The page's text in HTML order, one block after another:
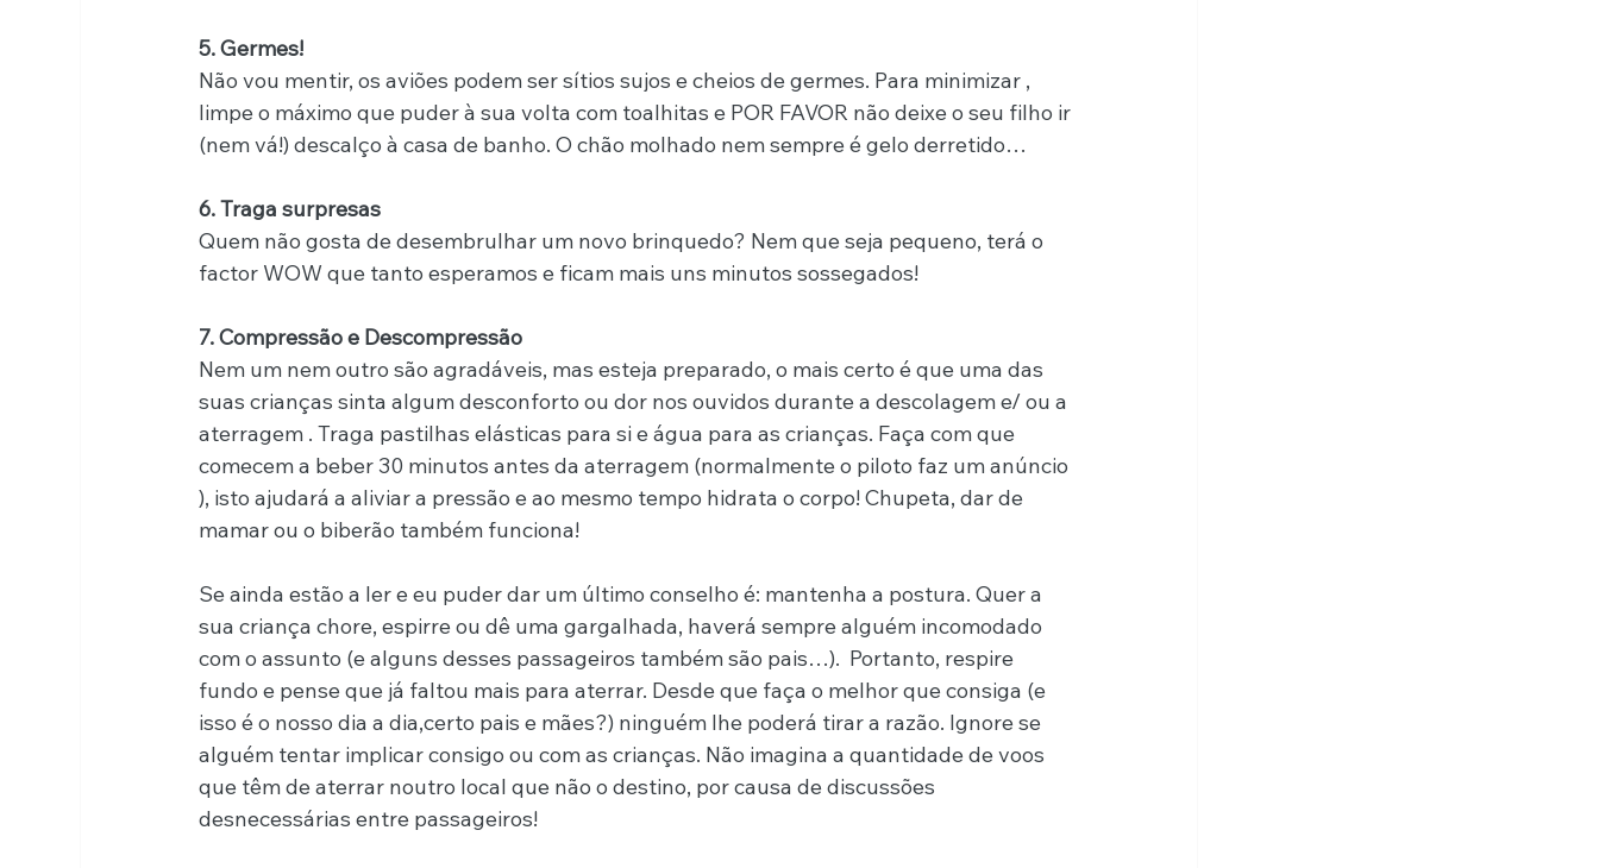
5. Germes!
Não vou mentir, os aviões podem ser sítios sujos e cheios de germes. Para minimizar ,
limpe o máximo que puder à sua volta com toalhitas e POR FAVOR não deixe o seu filho ir
(nem vá!) descalço à casa de banho. O chão molhado nem sempre é gelo derretido…
6. Traga surpresas
Quem não gosta de desembrulhar um novo brinquedo? Nem que seja pequeno, terá o
factor WOW que tanto esperamos e ficam mais uns minutos sossegados!
7. Compressão e Descompressão
Nem um nem outro são agradáveis, mas esteja preparado, o mais certo é que uma das
suas crianças sinta algum desconforto ou dor nos ouvidos durante a descolagem e/ ou a
aterragem . Traga pastilhas elásticas para si e água para as crianças. Faça com que
comecem a beber 30 minutos antes da aterragem (normalmente o piloto faz um anúncio
), isto ajudará a aliviar a pressão e ao mesmo tempo hidrata o corpo! Chupeta, dar de
mamar ou o biberão também funciona!
Se ainda estão a ler e eu puder dar um último conselho é: mantenha a postura. Quer a
sua criança chore, espirre ou dê uma gargalhada, haverá sempre alguém incomodado
com o assunto (e alguns desses passageiros também são pais…).  Portanto, respire
fundo e pense que já faltou mais para aterrar. Desde que faça o melhor que consiga (e
isso é o nosso dia a dia,certo pais e mães?) ninguém lhe poderá tirar a razão. Ignore se
alguém tentar implicar consigo ou com as crianças. Não imagina a quantidade de voos
que têm de aterrar noutro local que não o destino, por causa de discussões
desnecessárias entre passageiros!